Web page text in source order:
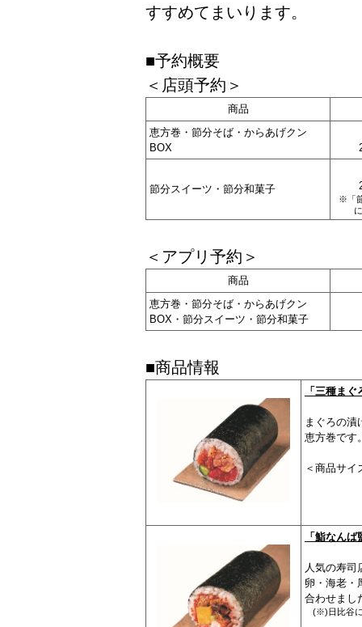
すすめてまいります。
■予約概要
＜店頭予約＞
商品
恵方巻・節分そば・からあげクン
BOX
節分スイーツ・節分和菓子
※「
＜アプリ予約＞
商品
恵方巻・節分そば・からあげクン
BOX・節分スイーツ・節分和菓子
■商品情報
「三種ま
まぐろの漬
恵方巻です
＜商品サ
「鮨なん
人気の寿司
卵・海老・
合わせまし
(※)日比谷